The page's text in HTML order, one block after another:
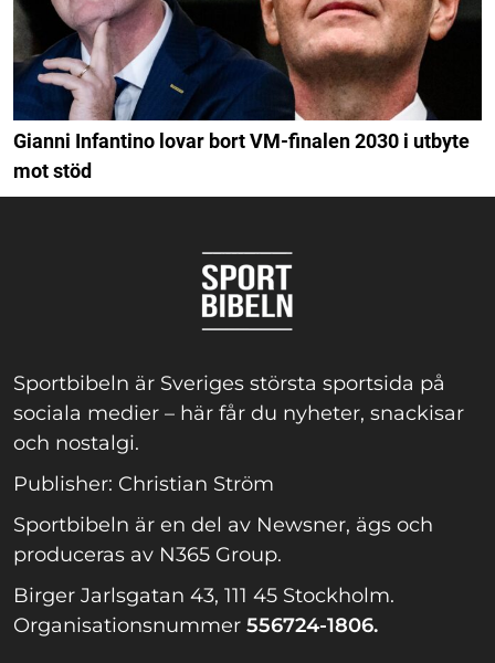
Gianni Infantino lovar bort VM-finalen 2030 i utbyte
mot stöd
Sportbibeln är Sveriges största sportsida på
sociala medier – här får du nyheter, snackisar
och nostalgi.
Publisher: Christian Ström
Sportbibeln är en del av Newsner, ägs och
produceras av N365 Group.
Birger Jarlsgatan 43, 111 45 Stockholm.
Organisationsnummer 556724-1806.